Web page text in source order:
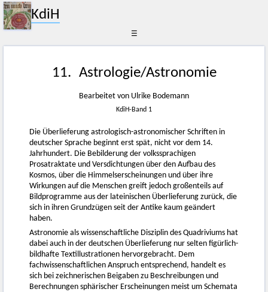
KdiH
☰
11. Astrologie/Astronomie
Bearbeitet von Ulrike Bodemann
KdiH-Band 1
Die Überlieferung astrologisch-astronomischer Schriften in
deutscher Sprache beginnt erst spät, nicht vor dem 14.
Jahrhundert. Die Bebilderung der volkssprachigen
Prosatraktate und Versdichtungen über den Aufbau des
Kosmos, über die Himmelserscheinungen und über ihre
Wirkungen auf die Menschen greift jedoch großenteils auf
Bildprogramme aus der lateinischen Überlieferung zurück, die
sich in ihren Grundzügen seit der Antike kaum geändert
haben.
Astronomie als wissenschaftliche Disziplin des Quadriviums hat
dabei auch in der deutschen Überlieferung nur selten figürlich-
bildhafte Textillustrationen hervorgebracht. Dem
fachwissenschaftlichen Anspruch entsprechend, handelt es
sich bei zeichnerischen Beigaben zu Beschreibungen und
Berechnungen sphärischer Erscheinungen meist um Schemata